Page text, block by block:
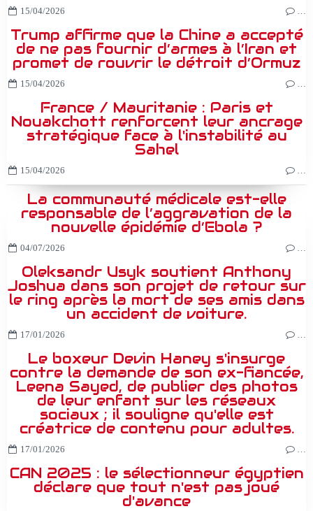
15/04/2026 …
Trump affirme que la Chine a accepté
de ne pas fournir d’armes à l’Iran et
promet de rouvrir le détroit d’Ormuz
15/04/2026 …
France / Mauritanie : Paris et
Nouakchott renforcent leur ancrage
stratégique face à l'instabilité au
Sahel
15/04/2026 …
La communauté médicale est-elle
responsable de l’aggravation de la
nouvelle épidémie d’Ebola ?
04/07/2026 …
Oleksandr Usyk soutient Anthony
Joshua dans son projet de retour sur
le ring après la mort de ses amis dans
un accident de voiture.
17/01/2026 …
Le boxeur Devin Haney s'insurge
contre la demande de son ex-fiancée,
Leena Sayed, de publier des photos
de leur enfant sur les réseaux
sociaux ; il souligne qu'elle est
créatrice de contenu pour adultes.
17/01/2026 …
CAN 2025 : le sélectionneur égyptien
déclare que tout n'est pas joué
d'avance